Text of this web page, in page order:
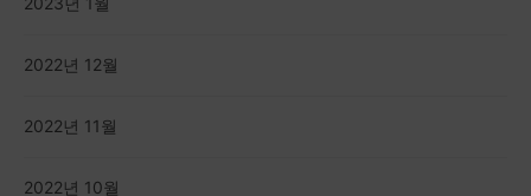
2022년 12월
2022년 11월
2022년 10월